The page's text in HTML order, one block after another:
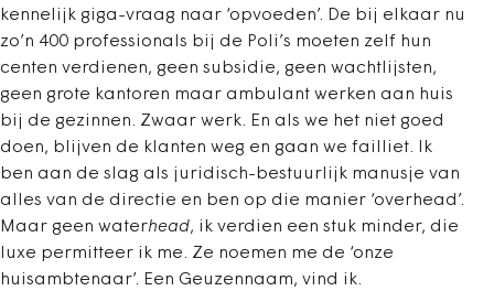
kennelijk giga-vraag naar ‘opvoeden’. De bij elkaar nu
zo’n 400 professionals bij de Poli’s moeten zelf hun
centen verdienen, geen subsidie, geen wachtlijsten,
geen grote kantoren maar ambulant werken aan huis
bij de gezinnen. Zwaar werk. En als we het niet goed
doen, blijven de klanten weg en gaan we failliet. Ik
ben aan de slag als juridisch-bestuurlijk manusje van
alles van de directie en ben op die manier ‘overhead’.
Maar geen waterhead, ik verdien een stuk minder, die
luxe permitteer ik me. Ze noemen me de ‘onze
huisambtenaar’. Een Geuzennaam, vind ik.